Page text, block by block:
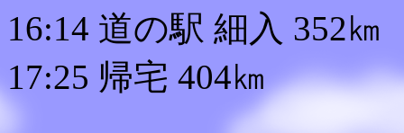
16:14 道の駅 細入 352㎞
17:25 帰宅 404㎞